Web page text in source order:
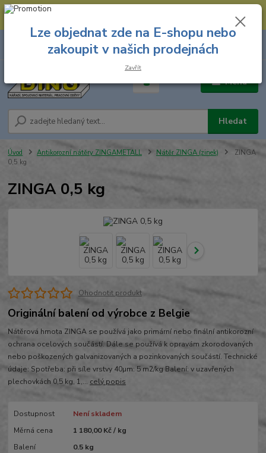
--- Spojovací materiál: 774 431 045 --- Prodejna nářadí: 731 449 423 --
Menu
Hledat
8.00 hod. - 16.00 hod.
za
Úvod Antikorozní nátěry ZINGAMETALL Nátěr ZINGA (zinek)
ZINGA
0,5 kg
ZINGA 0,5 kg
Ohodnotit produkt
Originální balení od výrobce z Belgie
Nátěrová hmota ZINGA se používá jako primární nebo finální antikorozní
ochrana ocelových součástí. Dále se používá k opravám zkorodovaných
nebo poškozených galvanizovaných a pozinkovaných součástí. Technické
údaje: Spotřeba: při síle vrstvy 40µm: 5 m2/kg Balení: v uzavřených
plechovkách 0,5 kg, 1,... celý popis
Dostupnost
Není skladem
Měrná cena
1 180,00 Kč / kg
Balení
0.5 kg
Lze objednat zde na E-shopu nebo
zakoupit v našich prodejnách
Zavřít